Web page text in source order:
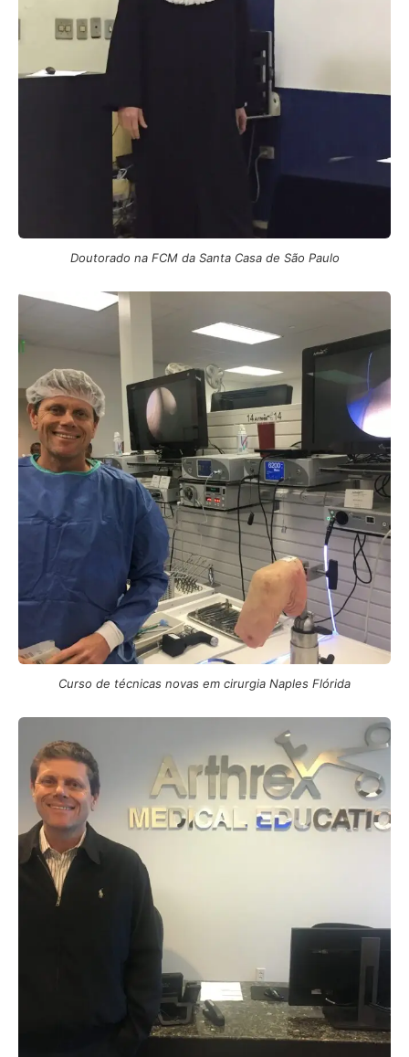
Doutorado na FCM da Santa Casa de São Paulo
Curso de técnicas novas em cirurgia Naples Flórida